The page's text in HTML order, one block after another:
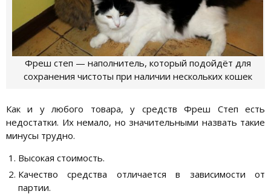
Фреш степ — наполнитель, который подойдёт для
сохранения чистоты при наличии нескольких кошек
Как и у любого товара, у средств Фреш Степ есть
недостатки. Их немало, но значительными назвать такие
минусы трудно.
Высокая стоимость.
Качество средства отличается в зависимости от
партии.